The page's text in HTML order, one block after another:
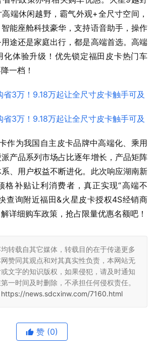
端休闲越野，霸气外观+全尺寸空间，
能座舱科技豪华，支持语音助手，操作
途还是家庭出行，都是高端首选。高端
化体验升级！优先锁定福田皮卡热门车
一档！
作为我国自主皮卡品牌中高端化、乘用
产品系列市场占比逐年增长，产品矩阵
、用户权益不断进化。此次响应湖南新
格补贴让利消费者，真正实现“高端不
查询附近福田&火星皮卡授权4S经销商
详细购车政策，抢占限量优惠名额吧！
转载自其它媒体，转载目的在于传递更多
赞同其观点和对其真实性负责，本网站无
文字的知识版权，如果侵犯，请及时通知
一时间及时删除，不承担任何侵权责任。
https://news.sdcxinw.com/7160.html
赞 (0)